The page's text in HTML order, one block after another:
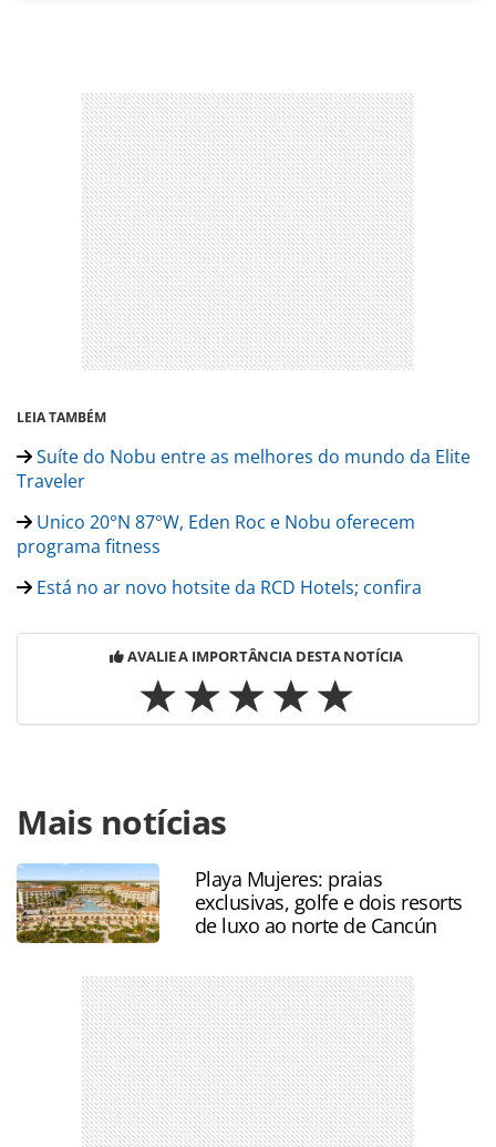
LEIA TAMBÉM
Suíte do Nobu entre as melhores do mundo da Elite
Traveler
Unico 20°N 87°W, Eden Roc e Nobu oferecem
programa fitness
Está no ar novo hotsite da RCD Hotels; confira
AVALIE A IMPORTÂNCIA DESTA NOTÍCIA
https://www.panrotas.com.br/noticia-
turismo/eventos/2017/08/hoteis-luxe-brands-fazem-
treinamento-com-agentes-de-viagens_148860.html ou as
ferramentas oferecidas na página. Todo o conteúdo
produzido pela PANROTAS Editora é protegido pela
legislação brasileira sobre direito autoral. Não reproduza o
(copyright@panrotas.com.br).
Mais notícias
Playa Mujeres: praias
exclusivas, golfe e dois resorts
de luxo ao norte de Cancún